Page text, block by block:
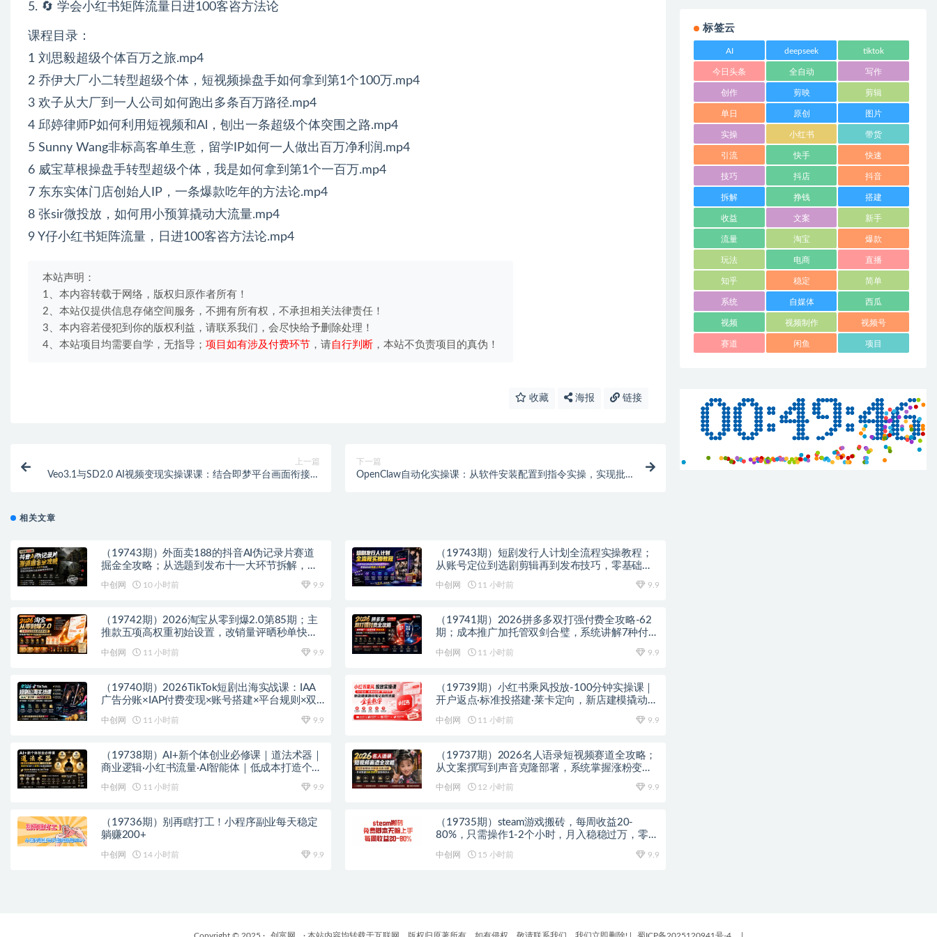
5. 🔄 学会小红书矩阵流量日进100客咨方法论
课程目录：
1 刘思毅超级个体百万之旅.mp4
2 乔伊大厂小二转型超级个体，短视频操盘手如何拿到第1个100万.mp4
3 欢子从大厂到一人公司如何跑出多条百万路径.mp4
4 邱婷律师P如何利用短视频和Al，刨出一条超级个体突围之路.mp4
5 Sunny Wang非标高客单生意，留学IP如何一人做出百万净利润.mp4
6 威宝草根操盘手转型超级个体，我是如何拿到第1个一百万.mp4
7 东东实体门店创始人IP，一条爆款吃年的方法论.mp4
8 张sir微投放，如何用小预算撬动大流量.mp4
9 Y仔小红书矩阵流量，日进100客咨方法论.mp4
本站声明：
1、本内容转载于网络，版权归原作者所有！
2、本站仅提供信息存储空间服务，不拥有所有权，不承担相关法律责任！
3、本内容若侵犯到你的版权利益，请联系我们，会尽快给予删除处理！
4、本站项目均需要自学，无指导； 项目如有涉及付费环节 ，请自行判断 ，本站不负责项目的真伪！
收藏 海报 链接
上一篇
Veo3.1与SD2.0 AI视频变现实操课课：结合即梦平台画面衔接，
下一篇
OpenClaw自动化实操课：从软件安装配置到指令实操，实现批
相关文章
（19743期）外面卖188的抖音AI伪记录片赛道
掘金全攻略；从选题到发布十一大环节拆解，零
中创网 10 小时前 9.9
（19743期）短剧发行人计划全流程实操教程；
从账号定位到选剧剪辑再到发布技巧，零基础也
中创网 11 小时前 9.9
（19742期）2026淘宝从零到爆2.0第85期；主
推款五项高权重初始设置，改销量评晒秒单快速
中创网 11 小时前 9.9
（19741期）2026拼多多双打强付费全攻略-62
期；成本推广加托管双剑合璧，系统讲解7种付费
中创网 11 小时前 9.9
（19740期）2026TikTok短剧出海实战课：IAA
广告分账×IAP付费变现×账号搭建×平台规则×双
中创网 11 小时前 9.9
（19739期）小红书乘风投放-100分钟实操课｜
开户返点·标准投搭建·莱卡定向，新店建模撬动笔
中创网 11 小时前 9.9
（19738期）AI+新个体创业必修课｜道法术器｜
商业逻辑·小红书流量·AI智能体｜低成本打造个人
中创网 11 小时前 9.9
（19737期）2026名人语录短视频赛道全攻略；
从文案撰写到声音克隆部署，系统掌握涨粉变现
中创网 12 小时前 9.9
（19736期）别再瞎打工！小程序副业每天稳定
躺赚200+
中创网 14 小时前 9.9
（19735期）steam游戏搬砖，每周收益20-
80%，只需操作1-2个小时，月入稳稳过万，零风
中创网 15 小时前 9.9
标签云
AI deepseek tiktok
今日头条 全自动 写作
创作 剪映 剪辑
单日 原创 图片
实操 小红书 带货
引流 快手 快速
技巧 抖店 抖音
拆解 挣钱 搭建
收益 文案 新手
流量 淘宝 爆款
玩法 电商 直播
知乎 稳定 简单
系统 自媒体 西瓜
视频 视频制作 视频号
赛道 闲鱼 项目